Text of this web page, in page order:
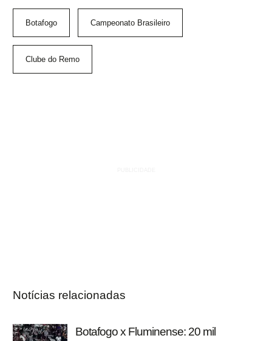
Botafogo Campeonato Brasileiro
Clube do Remo
Notícias relacionadas
Botafogo x Fluminense: 20 mil